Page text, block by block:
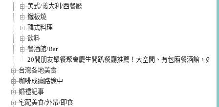
美式/義大利/西餐廳
鐵板燒
韓式料理
飲料
餐酒館/Bar
20間朋友聚餐聚會慶生開趴餐廳推薦！大空間、有包廂餐酒館，好
台灣各地美食
咖啡成癮路途中
婚禮記事
宅配美食/外帶/即食